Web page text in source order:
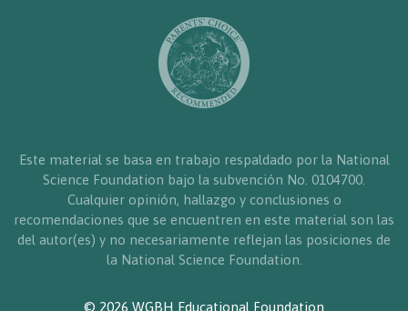
Este material se basa en trabajo respaldado por la National
Science Foundation bajo la subvención No. 0104700.
Cualquier opinión, hallazgo y conclusiones o
recomendaciones que se encuentren en este material son las
del autor(es) y no necesariamente reflejan las posiciones de
la National Science Foundation.
© 2026 WGBH Educational Foundation